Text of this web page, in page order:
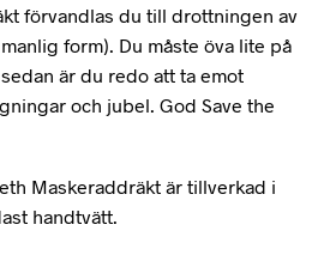
förvandlas du till drottningen av
form). Du måste öva lite på
är du redo att ta emot
och jubel. God Save the
Maskeraddräkt är tillverkad i
handtvätt.